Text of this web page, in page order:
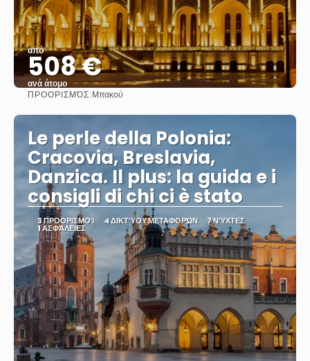
από
508 €
ανά άτομο
ΠΡΟΟΡΙΣΜΌΣ:Μπακού
Le perle della Polonia:
Cracovia, Breslavia,
Danzica. Il plus: la guida e i
consigli di chi ci è stato
3 ΠΡΟΟΡΙΣΜΟΊ 4 ΔΙΚΤΎΟΥ ΜΕΤΑΦΟΡΏΝ 7 ΝΎΧΤΕΣ
1 ΑΣΦΆΛΕΙΕΣ